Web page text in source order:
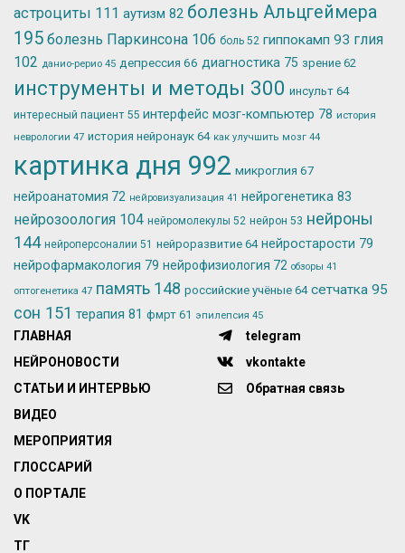
астроциты 111 аутизм 82 болезнь Альцгеймера
195 болезнь Паркинсона 106 боль 52 гиппокамп 93 глия
102 данио-рерио 45 депрессия 66 диагностика 75 зрение 62
инструменты и методы 300 инсульт 64
интересный пациент 55 интерфейс мозг-компьютер 78 история
неврологии 47 история нейронаук 64 как улучшить мозг 44
картинка дня 992 микроглия 67
нейроанатомия 72 нейровизуализация 41 нейрогенетика 83
нейрозоология 104 нейромолекулы 52 нейрон 53 нейроны
144 нейроперсоналии 51 нейроразвитие 64 нейростарости 79
нейрофармакология 79 нейрофизиология 72 обзоры 41
оптогенетика 47 память 148 российские учёные 64 сетчатка 95
сон 151 терапия 81 фмрт 61 эпилепсия 45
ГЛАВНАЯ
НЕЙРОНОВОСТИ
СТАТЬИ И ИНТЕРВЬЮ
ВИДЕО
МЕРОПРИЯТИЯ
ГЛОССАРИЙ
О ПОРТАЛЕ
VK
ТГ
telegram
vkontakte
Обратная связь